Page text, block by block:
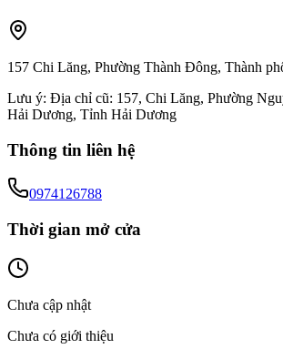
157 Chi Lăng, Phường Thành Đông, Thành
Lưu ý: Địa chỉ cũ: 157, Chi Lăng, Phường
Hải Dương, Tỉnh Hải Dương
Thông tin liên hệ
0974126788
Thời gian mở cửa
Chưa cập nhật
Chưa có giới thiệu